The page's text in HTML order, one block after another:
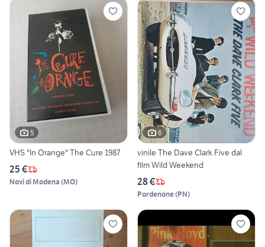
5
VHS "In Orange" The Cure 1987
25 €
Novi di Modena (MO)
6
vinile The Dave Clark Five dal
film Wild Weekend
28 €
Pordenone(PN)